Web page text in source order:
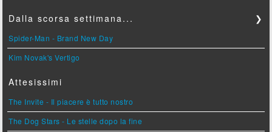
Dalla scorsa settimana... ❯
Spider-Man - Brand New Day
Kim Novak's Vertigo
Attesissimi
The Invite - Il piacere è tutto nostro
The Dog Stars - Le stelle dopo la fine